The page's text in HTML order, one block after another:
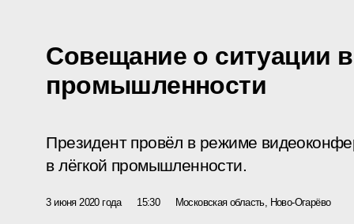
Совещание о ситуации в
промышленности
Президент провёл в режиме
в лёгкой промышленности.
3 июня 2020 года 15:30 Московская область, Ново-Огарёво